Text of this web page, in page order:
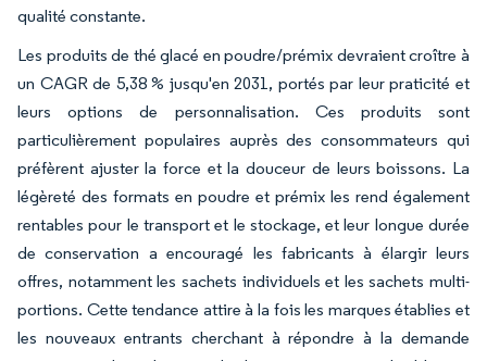
qualité constante.
Les produits de thé glacé en poudre/prémix devraient croître à
un CAGR de 5,38 % jusqu'en 2031, portés par leur praticité et
leurs options de personnalisation. Ces produits sont
particulièrement populaires auprès des consommateurs qui
préfèrent ajuster la force et la douceur de leurs boissons. La
légèreté des formats en poudre et prémix les rend également
rentables pour le transport et le stockage, et leur longue durée
de conservation a encouragé les fabricants à élargir leurs
offres, notamment les sachets individuels et les sachets multi-
portions. Cette tendance attire à la fois les marques établies et
les nouveaux entrants cherchant à répondre à la demande